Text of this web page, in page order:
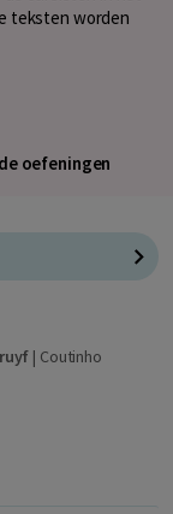
teksten worden
oefeningen
| Coutinho